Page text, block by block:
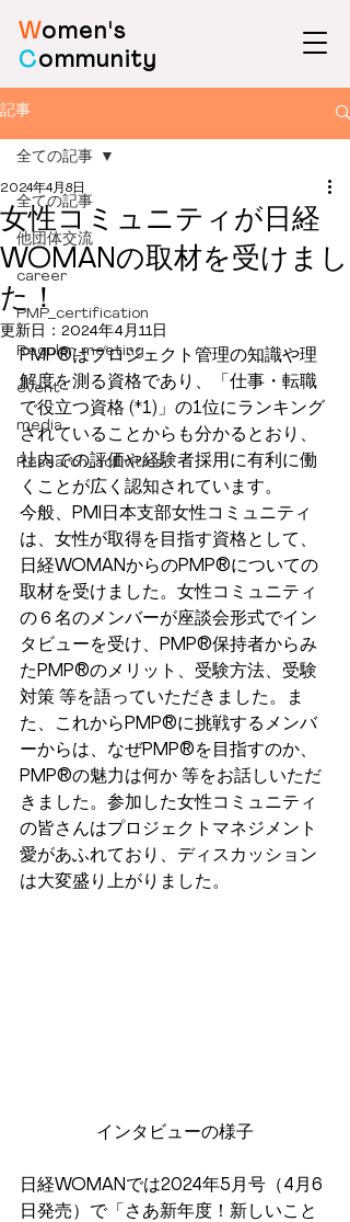
Women's
Community
記事
全ての記事
他団体交流
career
PMP_certification
Regular_meeting
event
media
Research_activities
全ての記事
女性コミュニティが日経
WOMANの取材を受けまし
た！
2024年4月8日
更新日： 2024年4月11日
PMP®はプロジェクト管理の知識や理
解度を測る資格であり、「仕事・転職
で役立つ資格 (*1)」の1位にランキング
されていることからも分かるとおり、
社内での評価や経験者採用に有利に働
くことが広く認知されています。
今般、PMI日本支部女性コミュニティ
は、女性が取得を目指す資格として、
日経WOMANからのPMP®についての
取材を受けました。女性コミュニティ
の６名のメンバーが座談会形式でイン
タビューを受け、PMP®保持者からみ
たPMP®のメリット、受験方法、受験
対策 等を語っていただきました。ま
た、これからPMP®に挑戦するメンバ
ーからは、なぜPMP®を目指すのか、
PMP®の魅力は何か 等をお話しいただ
きました。参加した女性コミュニティ
の皆さんはプロジェクトマネジメント
愛があふれており、ディスカッション
は大変盛り上がりました。
インタビューの様子
日経WOMANでは2024年5月号（4月6
日発売）で「さあ新年度！新しいこと